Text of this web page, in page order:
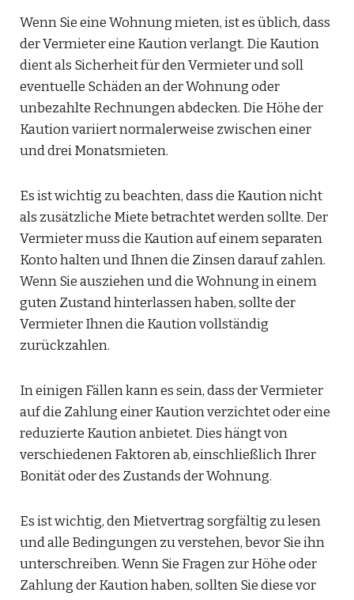
Wenn Sie eine Wohnung mieten, ist es üblich, dass
der Vermieter eine Kaution verlangt. Die Kaution
dient als Sicherheit für den Vermieter und soll
eventuelle Schäden an der Wohnung oder
unbezahlte Rechnungen abdecken. Die Höhe der
Kaution variiert normalerweise zwischen einer
und drei Monatsmieten.
Es ist wichtig zu beachten, dass die Kaution nicht
als zusätzliche Miete betrachtet werden sollte. Der
Vermieter muss die Kaution auf einem separaten
Konto halten und Ihnen die Zinsen darauf zahlen.
Wenn Sie ausziehen und die Wohnung in einem
guten Zustand hinterlassen haben, sollte der
Vermieter Ihnen die Kaution vollständig
zurückzahlen.
In einigen Fällen kann es sein, dass der Vermieter
auf die Zahlung einer Kaution verzichtet oder eine
reduzierte Kaution anbietet. Dies hängt von
verschiedenen Faktoren ab, einschließlich Ihrer
Bonität oder des Zustands der Wohnung.
Es ist wichtig, den Mietvertrag sorgfältig zu lesen
und alle Bedingungen zu verstehen, bevor Sie ihn
unterschreiben. Wenn Sie Fragen zur Höhe oder
Zahlung der Kaution haben, sollten Sie diese vor